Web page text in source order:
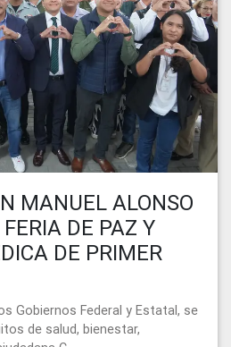
MANUEL ALONSO
DE PAZ Y
DE PRIMER
Gobiernos Federal y Estatal, se
de salud, bienestar,